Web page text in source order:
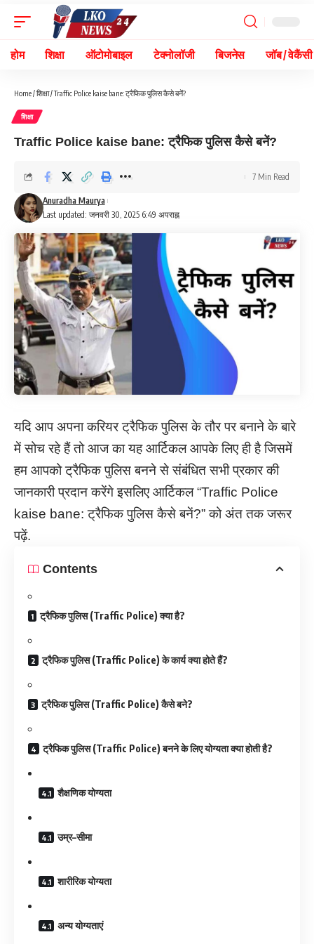
होम शिक्षा ऑटोमोबाइल टेक्नोलॉजी बिजनेस जॉब / वेकैंसी
Home/शिक्षा/Traffic Police kaise bane: ट्रैफिक पुलिस कैसे बनें?
शिक्षा
Traffic Police kaise bane: ट्रैफिक पुलिस कैसे बनें?
Last updated: जनवरी 30, 2025 6:49 अपराह्न
Anuradha Maurya
7 Min Read
यदि आप अपना करियर ट्रैफिक पुलिस के तौर पर बनाने के बारे
में सोच रहे हैं तो आज का यह आर्टिकल आपके लिए ही है जिसमें
हम आपको ट्रैफिक पुलिस बनने से संबंधित सभी प्रकार की
जानकारी प्रदान करेंगे इसलिए आर्टिकल “Traffic Police
kaise bane: ट्रैफिक पुलिस कैसे बनें?” को अंत तक जरूर
पढ़ें.
Contents
ट्रैफिक पुलिस (Traffic Police) क्या है?
ट्रैफिक पुलिस (Traffic Police) के कार्य क्या होते हैं?
ट्रैफिक पुलिस (Traffic Police) कैसे बने?
ट्रैफिक पुलिस (Traffic Police) बनने के लिए योग्यता क्या होती है?
शैक्षणिक योग्यता
उम्र–सीमा
शारीरिक योग्यता
अन्य योग्यताएं